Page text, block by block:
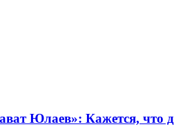
Юлаев»: Кажется, что